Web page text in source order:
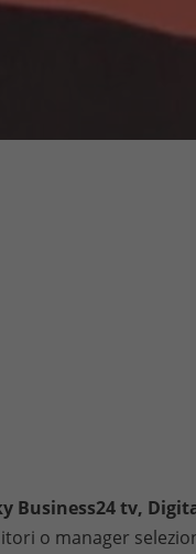
Business24 tv,
o manager